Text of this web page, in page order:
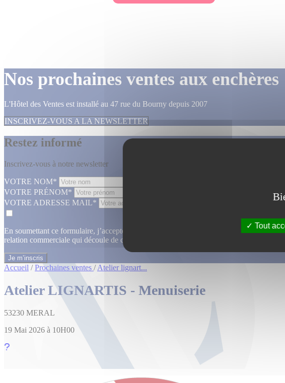
Nos prochaines ventes aux enchères
L'Hôtel des Ventes est installé au 47 rue du Bourny depuis 2007
INSCRIVEZ-VOUS A LA NEWSLETTER
Restez informé
Inscrivez-vous à notre newsletter
VOTRE NOM*
VOTRE PRÉNOM*
VOTRE ADRESSE MAIL*
En soumettant ce formulaire, j’accepte que les informations saisies dans ce formulaire
relation commerciale qui découle de cette demande.
Accueil / Prochaines ventes / Atelier lignart...
Atelier LIGNARTIS - Menuiserie
53230 MERAL
19 Mai 2026 à 10H00
Tout